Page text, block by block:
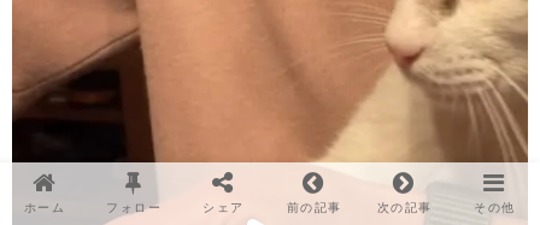
ホーム フォロー シェア 前の記事 次の記事 その他